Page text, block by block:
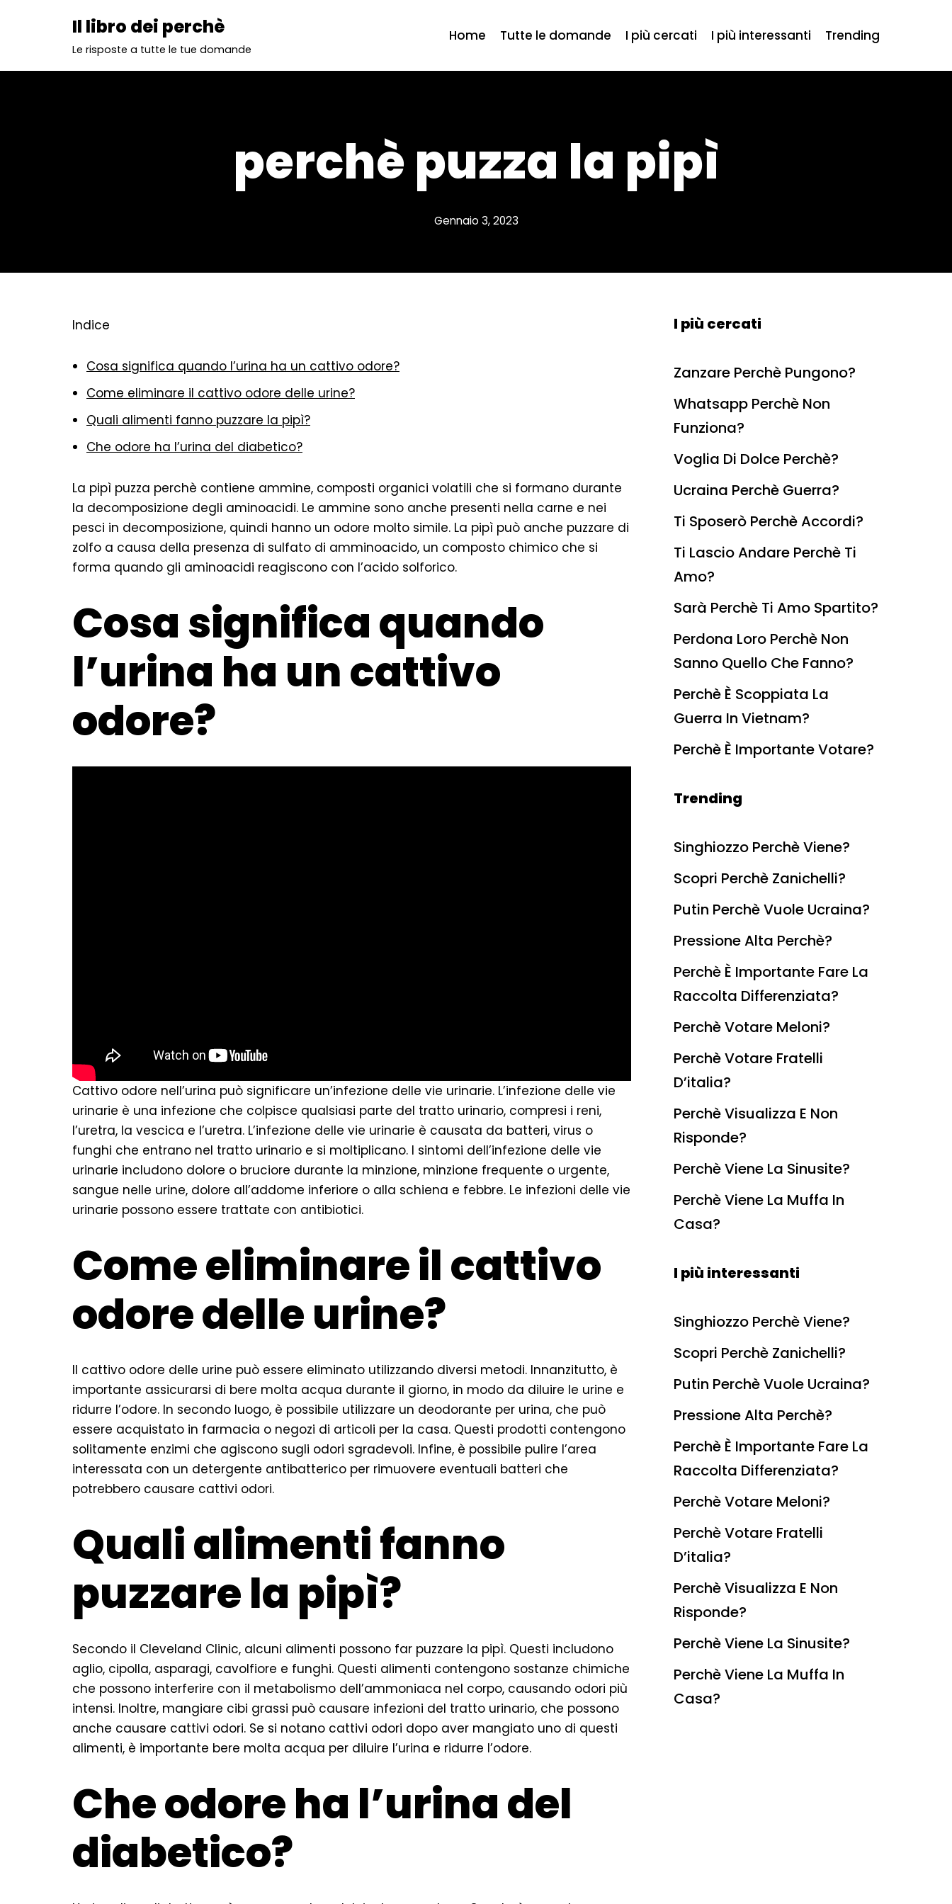
Il libro dei perchè
Le risposte a tutte le tue domande
Home Tutte le domande I più cercati I più interessanti Trending
perchè puzza la pipì
Gennaio 3, 2023
Indice
Cosa significa quando l’urina ha un cattivo odore?
Come eliminare il cattivo odore delle urine?
Quali alimenti fanno puzzare la pipì?
Che odore ha l’urina del diabetico?
La pipì puzza perchè contiene ammine, composti organici volatili che si formano durante
la decomposizione degli aminoacidi. Le ammine sono anche presenti nella carne e nei
pesci in decomposizione, quindi hanno un odore molto simile. La pipì può anche puzzare di
zolfo a causa della presenza di sulfato di amminoacido, un composto chimico che si
forma quando gli aminoacidi reagiscono con l’acido solforico.
Cosa significa quando
l’urina ha un cattivo
odore?
Cattivo odore nell’urina può significare un’infezione delle vie urinarie. L’infezione delle vie
urinarie è una infezione che colpisce qualsiasi parte del tratto urinario, compresi i reni,
l’uretra, la vescica e l’uretra. L’infezione delle vie urinarie è causata da batteri, virus o
funghi che entrano nel tratto urinario e si moltiplicano. I sintomi dell’infezione delle vie
urinarie includono dolore o bruciore durante la minzione, minzione frequente o urgente,
sangue nelle urine, dolore all’addome inferiore o alla schiena e febbre. Le infezioni delle vie
urinarie possono essere trattate con antibiotici.
Come eliminare il cattivo
odore delle urine?
Il cattivo odore delle urine può essere eliminato utilizzando diversi metodi. Innanzitutto, è
importante assicurarsi di bere molta acqua durante il giorno, in modo da diluire le urine e
ridurre l’odore. In secondo luogo, è possibile utilizzare un deodorante per urina, che può
essere acquistato in farmacia o negozi di articoli per la casa. Questi prodotti contengono
solitamente enzimi che agiscono sugli odori sgradevoli. Infine, è possibile pulire l’area
interessata con un detergente antibatterico per rimuovere eventuali batteri che
potrebbero causare cattivi odori.
Quali alimenti fanno
puzzare la pipì?
Secondo il Cleveland Clinic, alcuni alimenti possono far puzzare la pipì. Questi includono
aglio, cipolla, asparagi, cavolfiore e funghi. Questi alimenti contengono sostanze chimiche
che possono interferire con il metabolismo dell’ammoniaca nel corpo, causando odori più
intensi. Inoltre, mangiare cibi grassi può causare infezioni del tratto urinario, che possono
anche causare cattivi odori. Se si notano cattivi odori dopo aver mangiato uno di questi
alimenti, è importante bere molta acqua per diluire l’urina e ridurre l’odore.
Che odore ha l’urina del
diabetico?
I più cercati
Zanzare Perchè Pungono?
Whatsapp Perchè Non
Funziona?
Voglia Di Dolce Perchè?
Ucraina Perchè Guerra?
Ti Sposerò Perchè Accordi?
Ti Lascio Andare Perchè Ti
Amo?
Sarà Perchè Ti Amo Spartito?
Perdona Loro Perchè Non
Sanno Quello Che Fanno?
Perchè È Scoppiata La
Guerra In Vietnam?
Perchè È Importante Votare?
Trending
Singhiozzo Perchè Viene?
Scopri Perchè Zanichelli?
Putin Perchè Vuole Ucraina?
Pressione Alta Perchè?
Perchè È Importante Fare La
Raccolta Differenziata?
Perchè Votare Meloni?
Perchè Votare Fratelli
D’italia?
Perchè Visualizza E Non
Risponde?
Perchè Viene La Sinusite?
Perchè Viene La Muffa In
Casa?
I più interessanti
Singhiozzo Perchè Viene?
Scopri Perchè Zanichelli?
Putin Perchè Vuole Ucraina?
Pressione Alta Perchè?
Perchè È Importante Fare La
Raccolta Differenziata?
Perchè Votare Meloni?
Perchè Votare Fratelli
D’italia?
Perchè Visualizza E Non
Risponde?
Perchè Viene La Sinusite?
Perchè Viene La Muffa In
Casa?